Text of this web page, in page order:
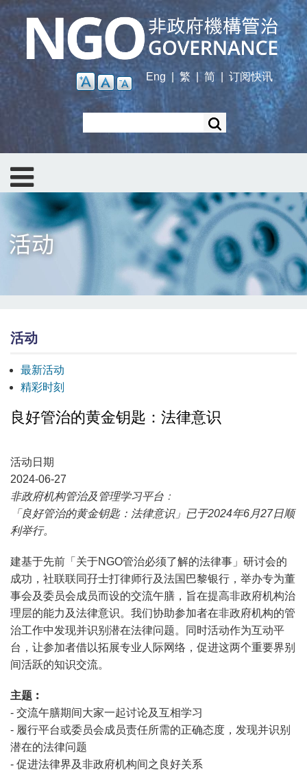
Skip
main
content
Eng
繁 | 简 订阅快讯
活动
最新活动
精彩时刻
良好管治的黄金钥匙：法律意识
活动日期
2024-06-27
非政府机构管治及管理学习平台﹕
「良好管治的黄金钥匙：法律意识」已于2024年6月27日顺
利举行。
建基于先前「关于NGO管治必须了解的法律事」研讨会的
成功，社联联同孖士打律师行及法国巴黎银行，举办专为董
事会及委员会成员而设的交流午膳，旨在提高非政府机构治
理层的能力及法律意识。我们协助参加者在非政府机构的管
治工作中发现并识别潜在法律问题。同时活动作为互动平
台，让参加者借以拓展专业人际网络，促进这两个重要界别
间活跃的知识交流。
主题︰
- 交流午膳期间大家一起讨论及互相学习
- 履行平台或委员会成员责任所需的正确态度，发现并识别
潜在的法律问题
- 促进法律界及非政府机构间之良好关系